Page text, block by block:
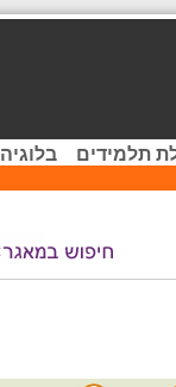
תלמידים בלוגיה